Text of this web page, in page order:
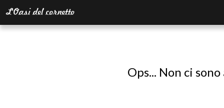
Ops... Non ci